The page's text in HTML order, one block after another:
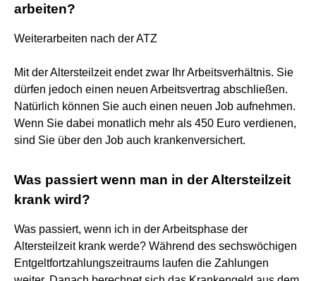
arbeiten?
Weiterarbeiten nach der ATZ
Mit der Altersteilzeit endet zwar Ihr Arbeitsverhältnis. Sie
dürfen jedoch einen neuen Arbeitsvertrag abschließen.
Natürlich können Sie auch einen neuen Job aufnehmen.
Wenn Sie dabei monatlich mehr als 450 Euro verdienen,
sind Sie über den Job auch krankenversichert.
Was passiert wenn man in der Altersteilzeit
krank wird?
Was passiert, wenn ich in der Arbeitsphase der
Altersteilzeit krank werde? Während des sechswöchigen
Entgeltfortzahlungszeitraums laufen die Zahlungen